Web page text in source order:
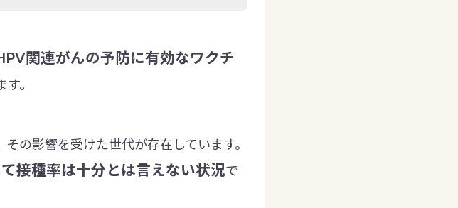
関連がんの予防に有効なワクチ
。
の影響を受けた世代が存在しています。
接種率は十分とは言えない状況で